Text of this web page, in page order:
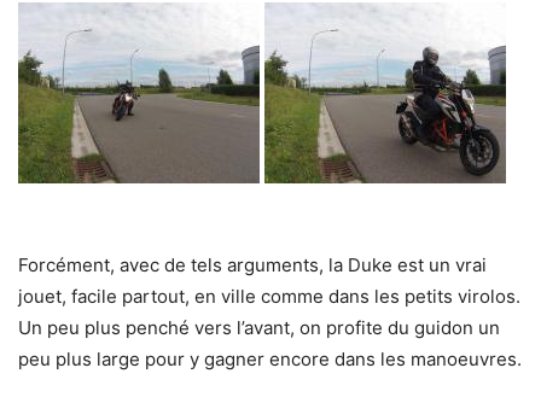
Forcément, avec de tels arguments, la Duke est un vrai
jouet, facile partout, en ville comme dans les petits virolos.
Un peu plus penché vers l’avant, on profite du guidon un
peu plus large pour y gagner encore dans les manoeuvres.